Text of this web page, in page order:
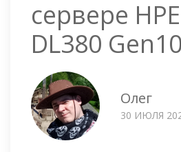
сервере
DL380 Gen10
Олег
30 ИЮЛЯ